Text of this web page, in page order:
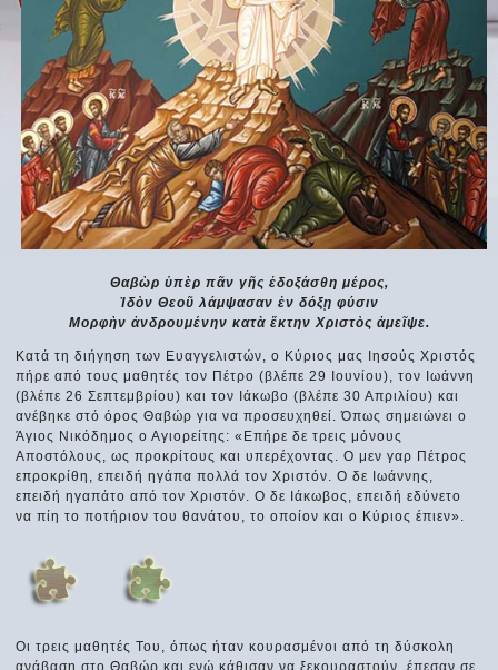
Θαβὼρ ὑπὲρ πᾶν γῆς ἐδοξάσθη μέρος,
Ἰδὸν Θεοῦ λάμψασαν ἐν δόξῃ φύσιν
Μορφὴν ἀνδρουμένην κατὰ ἕκτην Χριστὸς ἀμεῖψε.
Κατά τη διήγηση των Ευαγγελιστών, ο Κύριος μας Ιησούς Χριστός
πήρε από τους μαθητές τον Πέτρο (βλέπε 29 Ιουνίου), τον Ιωάννη
(βλέπε 26 Σεπτεμβρίου) και τον Ιάκωβο (βλέπε 30 Απριλίου) και
ανέβηκε στό όρος Θαβώρ για να προσευχηθεί. Όπως σημειώνει ο
Άγιος Νικόδημος ο Αγιορείτης: «Eπήρε δε τρεις μόνους
Aποστόλους, ως προκρίτους και υπερέχοντας. O μεν γαρ Πέτρος
επροκρίθη, επειδή ηγάπα πολλά τον Xριστόν. O δε Iωάννης,
επειδή ηγαπάτο από τον Xριστόν. O δε Iάκωβος, επειδή εδύνετο
να πίη το ποτήριον του θανάτου, το οποίον και ο Kύριος έπιεν».
Οι τρεις μαθητές Του, όπως ήταν κουρασμένοι από τη δύσκολη
ανάβαση στο Θαβώρ και ενώ κάθισαν να ξεκουραστούν, έπεσαν σε